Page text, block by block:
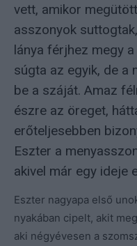
vett, amikor
asszonyok
lánya férjhez megy
súgta az egyik, de a
be a száját. Amaz
észre az öreget,
erőteljesebben
Eszter a
akivel már egy ideje
Eszter nagyapa első
nyakában cipelt, akit
aki négyévesen a